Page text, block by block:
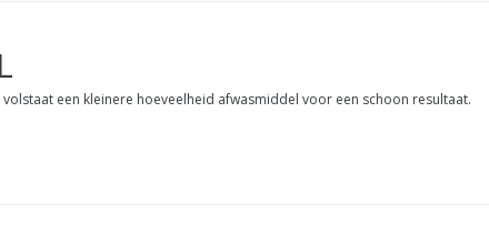
een kleinere hoeveelheid afwasmiddel voor een schoon resultaat.